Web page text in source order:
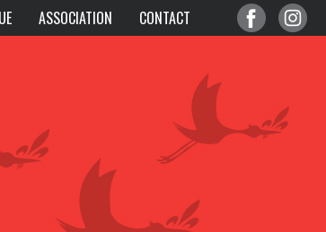
ASSOCIATION CONTACT